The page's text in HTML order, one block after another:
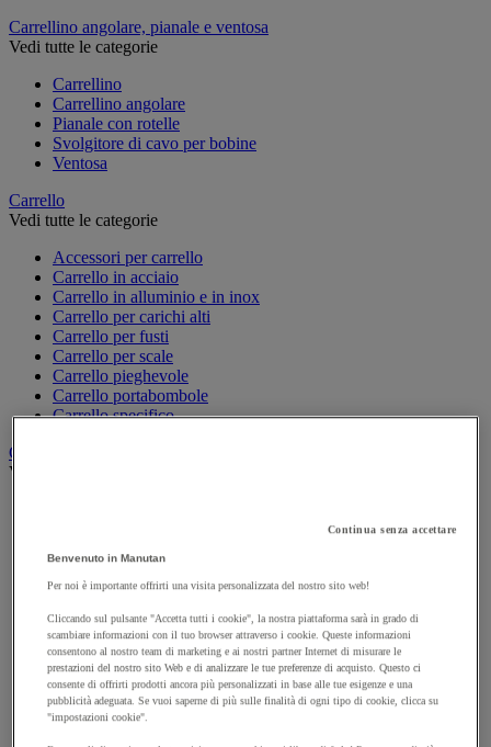
Carrellino angolare, pianale e ventosa
Vedi tutte le categorie
Carrellino
Carrellino angolare
Pianale con rotelle
Svolgitore di cavo per bobine
Ventosa
Carrello
Vedi tutte le categorie
Accessori per carrello
Carrello in acciaio
Carrello in alluminio e in inox
Carrello per carichi alti
Carrello per fusti
Carrello per scale
Carrello pieghevole
Carrello portabombole
Carrello specifico
Carrello a ripiani e rimorchio industriale
Vedi tutte le categorie
Carrello a rimorchio
Carrello con pareti a griglia
Carrello con ripiani in alluminio e in inox
Carrello con sponda fissa e rimovibile
Carrello contenitore
Carrello e cassettiera su ruote
Carrello motorizzato
Carrello per carichi lunghi e voluminosi
Continua senza accettare
Benvenuto in Manutan
Per noi è importante offrirti una visita personalizzata del nostro sito web!
Cliccando sul pulsante "Accetta tutti i cookie", la nostra piattaforma sarà in grado di
scambiare informazioni con il tuo browser attraverso i cookie. Queste informazioni
consentono al nostro team di marketing e ai nostri partner Internet di misurare le
prestazioni del nostro sito Web e di analizzare le tue preferenze di acquisto. Questo ci
consente di offrirti prodotti ancora più personalizzati in base alle tue esigenze e una
pubblicità adeguata. Se vuoi saperne di più sulle finalità di ogni tipo di cookie, clicca su
"impostazioni cookie".